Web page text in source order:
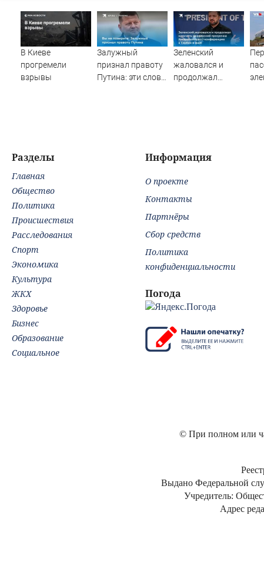
В Киеве
прогремели
взрывы
Залужный
признал правоту
Путина: эти слова
Зеленский
жаловался и
продолжал
Разделы
Главная
Общество
Политика
Происшествия
Расследования
Спорт
Экономика
Культура
ЖКХ
Здоровье
Бизнес
Образование
Социальное
Информация
О проекте
Контакты
Партнёры
Сбор средств
Политика
конфиденциальности
Погода
© При полном или
Выдано Федеральной
Учредитель:
Адрес